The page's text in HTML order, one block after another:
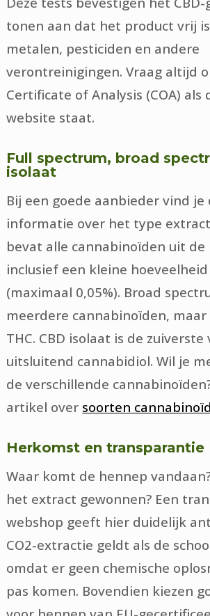
tonen aan dat het product vrij
metalen, pesticiden en andere
verontreinigingen. Vraag altijd
Certificate of Analysis (COA) als
website staat.
Full spectrum, broad
isolaat
Bij een goede aanbieder vind je
informatie over het type
bevat alle cannabinoïden uit
inclusief een kleine hoeveelheid
(maximaal 0,05%). Broad
meerdere cannabinoïden,
THC. CBD isolaat is de
uitsluitend cannabidiol. Wil je
de verschillende
artikel over soorten
Herkomst en transparantie
Waar komt de hennep
het extract gewonnen? Een
webshop geeft hier duidelijk
CO2-extractie geldt als de
omdat er geen chemische
pas komen. Bovendien kiezen